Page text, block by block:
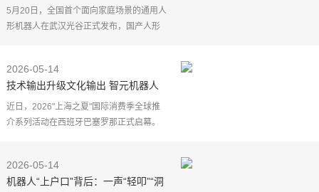
谷
5月20日，全国首个面向家庭场景的通用人
形机器人在武汉光谷正式发布，国产人形
每个人"为主题，
2026-05-14
技术输出升级文化输出 智元机器人
展示中国智造核心竞争力
近日，2026"上海之夏"国际消费季全球推
介系列活动在西班牙巴塞罗那正式启幕。
介官"身份完成活
2026-05-14
机器人“上户口”背后：一声“轻叩”“洞